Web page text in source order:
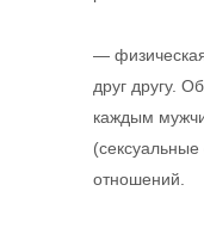
—
друг другу.
каждым
отношений.